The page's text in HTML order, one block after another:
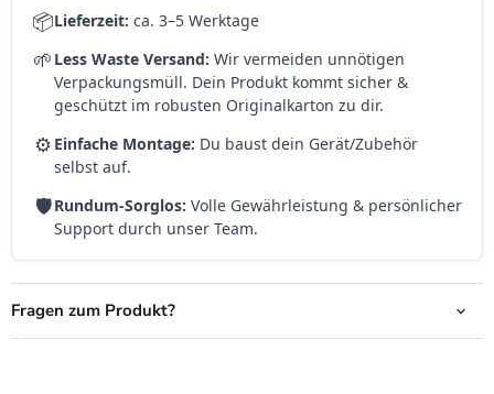
📦Lieferzeit: ca. 3–5 Werktage
🌱 Less Waste Versand: Wir vermeiden unnötigen
Verpackungsmüll. Dein Produkt kommt sicher &
geschützt im robusten Originalkarton zu dir.
⚙️ Einfache Montage: Du baust dein Gerät/Zubehör
selbst auf.
🛡️Rundum-Sorglos: Volle Gewährleistung & persönlicher
Support durch unser Team.
Fragen zum Produkt?